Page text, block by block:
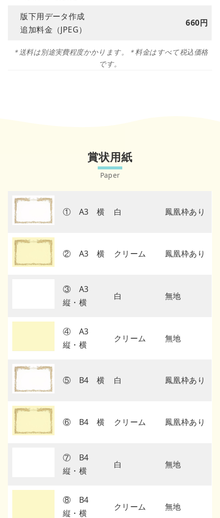
版下用データ作成
追加料金（JPEG）
660円
＊送料は別途実費程度かかります。＊料金はすべて税込価格
です。
賞状用紙
① A3 横 白 鳳凰枠あり
② A3 横 クリーム 鳳凰枠あり
③ A3
縦・横
白 無地
④ A3
縦・横
クリーム 無地
⑤ B4 横 白 鳳凰枠あり
⑥ B4 横 クリーム 鳳凰枠あり
⑦ B4
縦・横
白 無地
⑧ B4
縦・横
クリーム 無地